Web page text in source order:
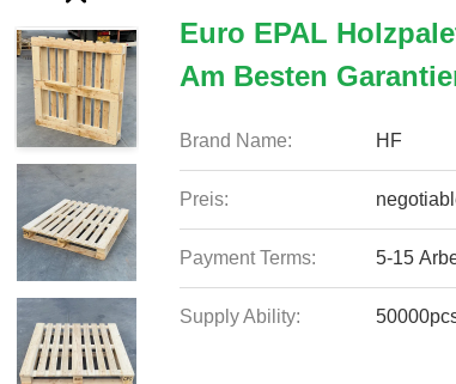
Euro EPAL
Am Besten
Brand Name: HF
Preis:
Payment Terms: 5-15
Supply Ability: